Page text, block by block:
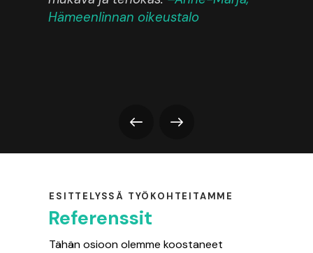
ESITTELYSSÄ TYÖKOHTEITAMME
Referenssit
Tähän osioon olemme koostaneet